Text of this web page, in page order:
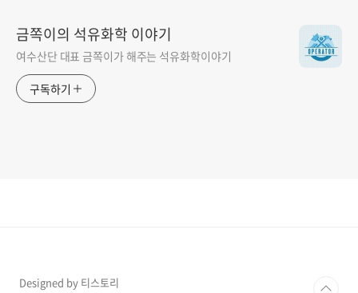
금쪽이의 석유화학 이야기
여수산단 대표 금쪽이가 해주는 석유화학이야기
구독하기
Designed by 티스토리